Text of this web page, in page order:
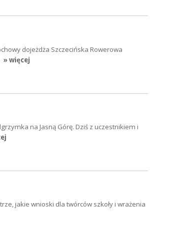
dojeżdża Szczecińska Rowerowa
» więcej
na Jasną Górę. Dziś z uczestnikiem i
jakie wnioski dla twórców szkoły i wrażenia